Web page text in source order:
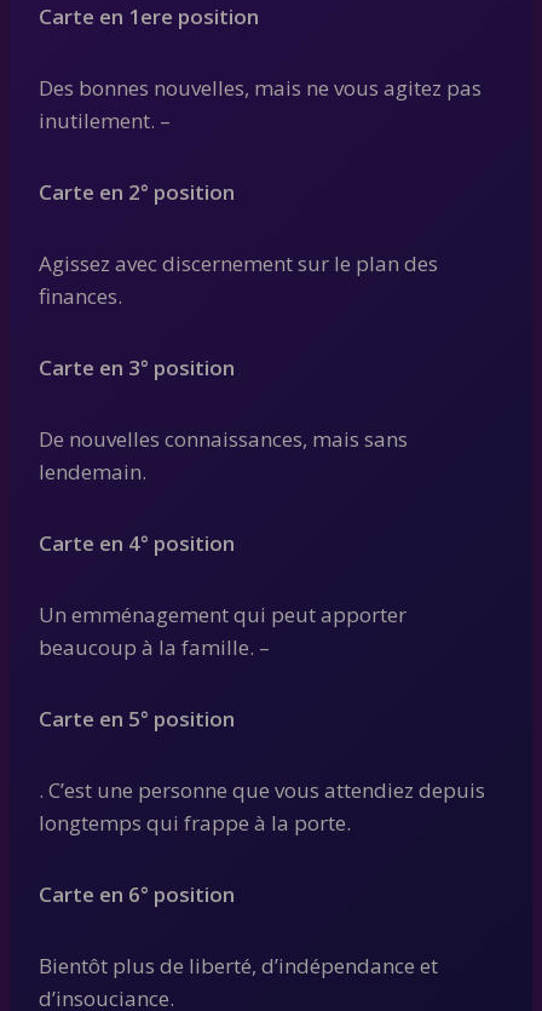
Carte en 1ere position
Des bonnes nouvelles, mais ne vous agitez pas
inutilement. –
Carte en 2° position
Agissez avec discernement sur le plan des
finances.
Carte en 3° position
De nouvelles connaissances, mais sans
lendemain.
Carte en 4° position
Un emménagement qui peut apporter
beaucoup à la famille. –
Carte en 5° position
. C’est une personne que vous attendiez depuis
longtemps qui frappe à la porte.
Carte en 6° position
Bientôt plus de liberté, d’indépendance et
d’insouciance.